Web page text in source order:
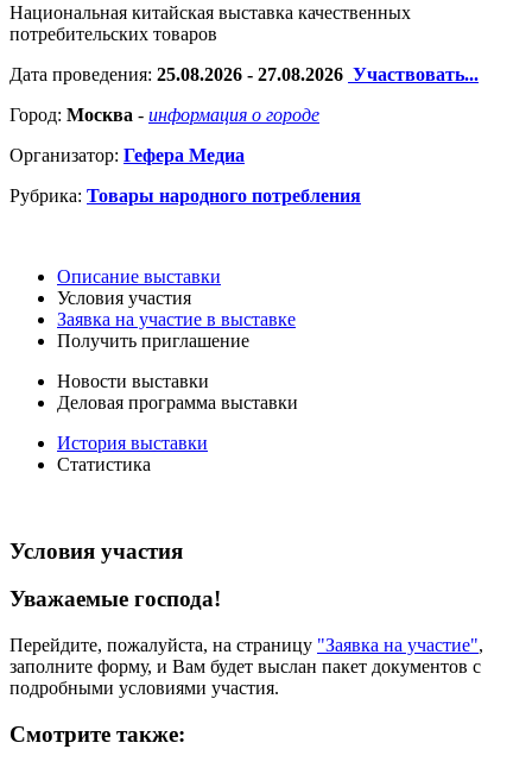
Национальная китайская выставка качественных
потребительских товаров
Дата проведения: 25.08.2026 - 27.08.2026 Участвовать...
Город: Москва - информация о городе
Организатор: Гефера Медиа
Рубрика: Товары народного потребления
Описание выставки
Условия участия
Заявка на участие в выставке
Получить приглашение
Новости выставки
Деловая программа выставки
История выставки
Статистика
Условия участия
Уважаемые господа!
Перейдите, пожалуйста, на страницу "Заявка на участие",
заполните форму, и Вам будет выслан пакет документов с
подробными условиями участия.
Смотрите также: